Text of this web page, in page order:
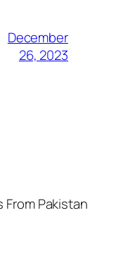
December
26, 2023
Pakistan